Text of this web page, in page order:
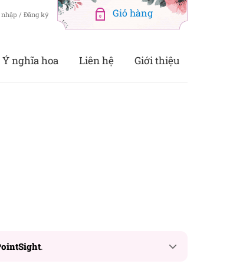
nhập / Đăng ký 0
Ý nghĩa hoa Liên hệ Giới thiệu
.